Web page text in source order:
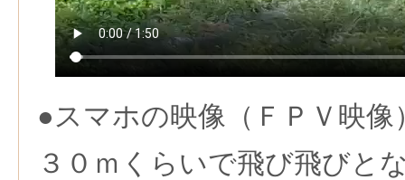
●スマホの映像（ＦＰＶ映像
３０ｍくらいで飛び飛びと